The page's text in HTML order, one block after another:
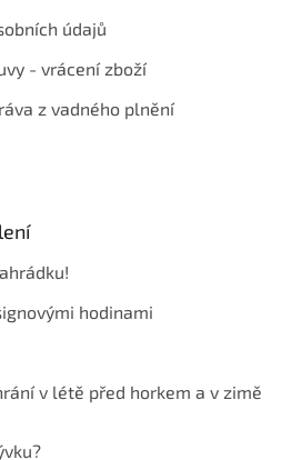
údajů
- vrácení zboží
z vadného plnění
hodinami
v létě před horkem a v zimě